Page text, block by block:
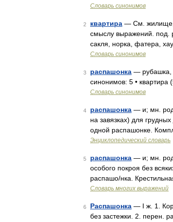
Словарь синонимов
2 квартира — См. жилище,
смыслу выражений. под.
сакля, норка, фатера,
Словарь синонимов
3 распашонка — рубашка,
синонимов: 5 • квартира
Словарь синонимов
4 распашонка — и; мн.
на завязках) для
одной распашонке.
Энциклопедический словарь
5 распашонка — и; мн.
особого покроя без
распашо/нка.
Словарь многих выражений
6 Распашонка — I ж. 1.
без застежки. 2. перен.